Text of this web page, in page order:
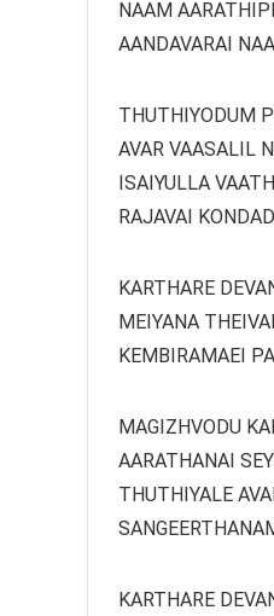
NAAM
AANDAVARAI
THUTHIYODUM
AVAR VAASALIL
ISAIYULLA
RAJAVAI
KARTHARE
MEIYANA
KEMBIRAMAEI
MAGIZHVODU
AARATHANAI
THUTHIYALE
KARTHARE